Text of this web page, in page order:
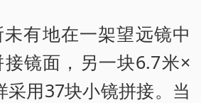
地在一架望远镜中
镜面，另一块6.7米×
采用37块小镜拼接。当